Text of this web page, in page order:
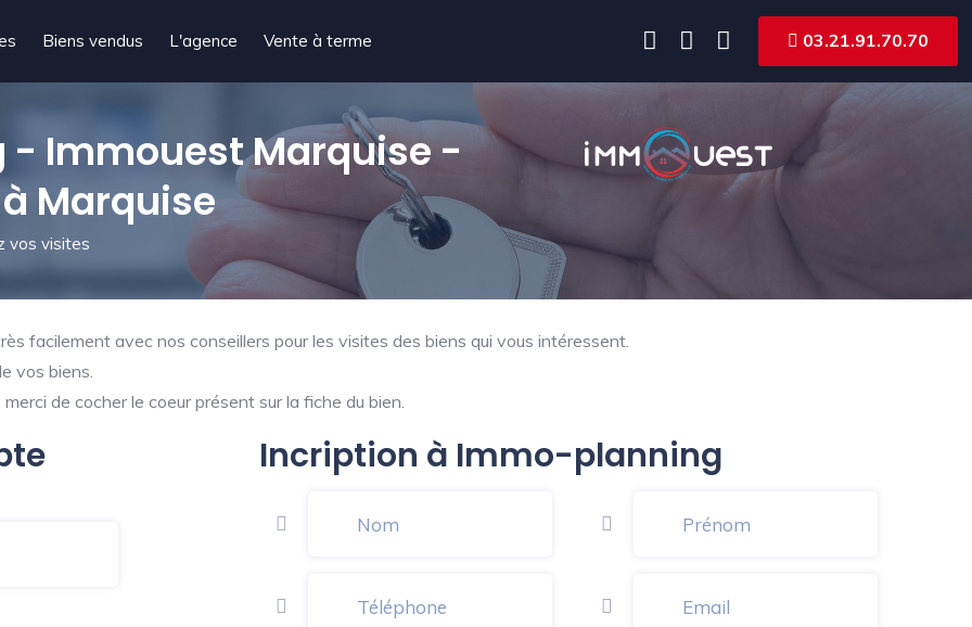
03.21.91.70.70
Biens vendus L'agence Vente à terme
Immouest Marquise -
Marquise
vos visites
facilement avec nos conseillers pour les visites des biens qui vous intéressent.
vos biens.
de cocher le coeur présent sur la fiche du bien.
Incription à Immo-planning